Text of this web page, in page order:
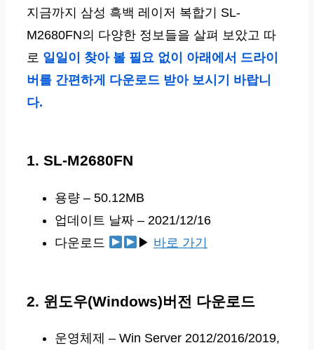
지금까지 삼성 흑백 레이저 복합기 SL-
M2680FN의 다양한 정보들을 살펴 보았고 따
로 일일이 찾아 볼 필요 없이
아래에서 드라이
버를 간편하게 다운로드 받아 보시기 바랍니
다.
1. SL-M2680FN
용량 – 50.12MB
업데이트 날짜 – 2021/12/16
다운로드
▶ 바로 가기
2. 윈도우(Windows)버전 다운로드
운영체제 – Win Server 2012/2016/2019,